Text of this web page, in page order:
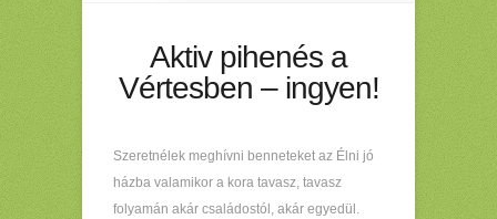
Aktiv pihenés a
Vértesben – ingyen!
Szeretnélek meghívni benneteket az Élni jó
házba valamikor a kora tavasz, tavasz
folyamán akár családostól, akár egyedül.